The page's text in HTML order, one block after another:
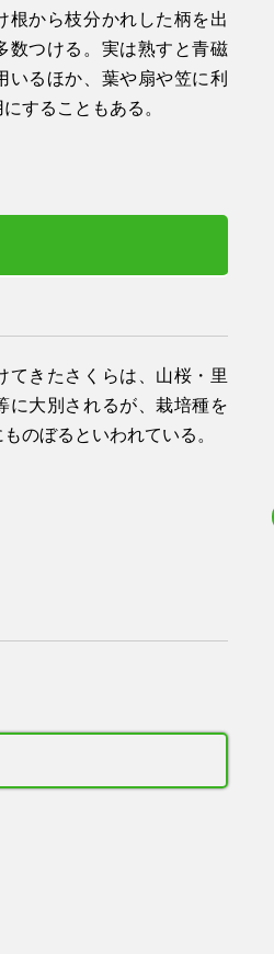
根から枝分かれした柄を出
数つける。実は熟すと青磁
いるほか、葉や扇や笠に利
することもある。
てきたさくらは、山桜・里
に大別されるが、栽培種を
のぼるといわれている。